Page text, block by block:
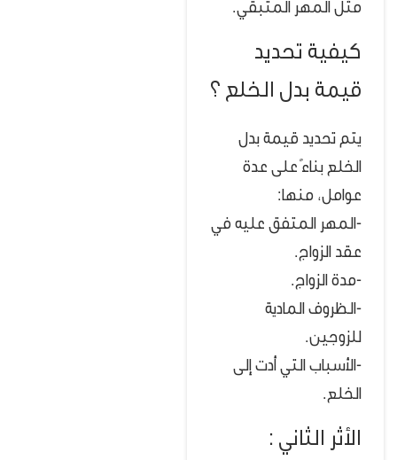
مثل المهر المتبقي.
كيفية تحديد
قيمة بدل الخلع ؟
يتم تحديد قيمة بدل
الخلع بناءً على عدة
عوامل، منها:
-المهر المتفق عليه في
عقد الزواج.
-مدة الزواج.
-الظروف المادية
للزوجين.
-الأسباب التي أدت إلى
الخلع.
الأثر الثاني :